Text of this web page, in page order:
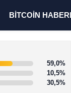
BİTCOİN
59,0%
10,5%
30,5%